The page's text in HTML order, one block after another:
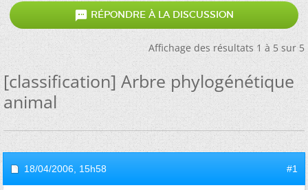
 RÉPONDRE À LA DISCUSSION
Affichage des résultats 1 à 5 sur 5
[classification] Arbre phylogénétique
animal
18/04/2006, 15h58 #1